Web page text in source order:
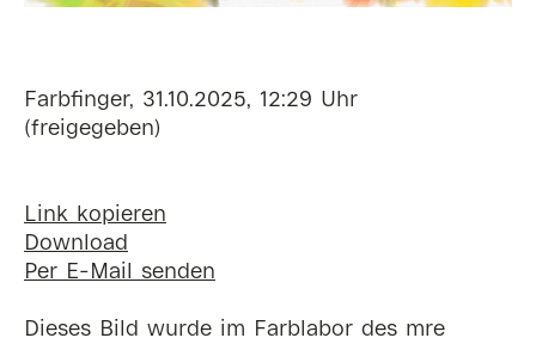
Farbfinger, 31.10.2025, 12:29 Uhr
(freigegeben)
Link kopieren
Download
Per E-Mail senden
Dieses Bild wurde im Farblabor des mre